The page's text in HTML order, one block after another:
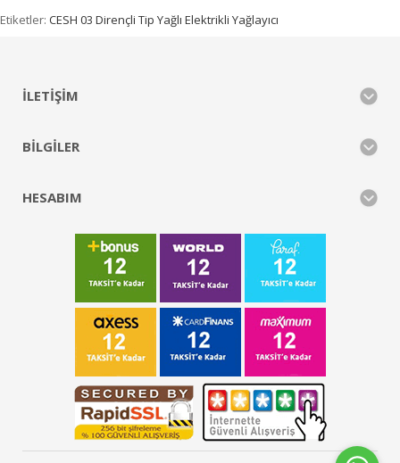
Etiketler: CESH 03 Dirençli Tip Yağlı Elektrikli Yağlayıcı
İLETIŞIM
BILGILER
HESABIM